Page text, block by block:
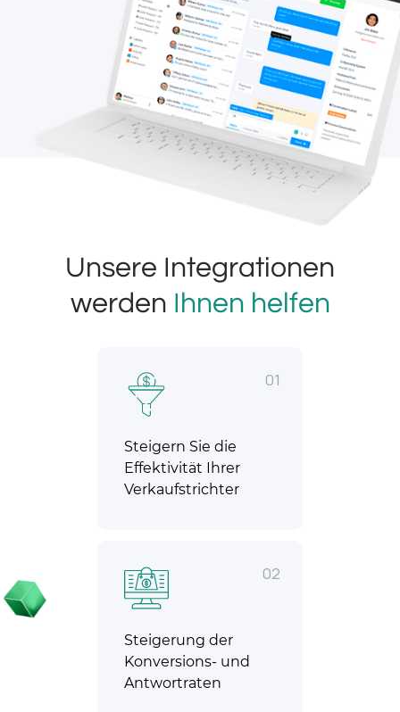
Unsere Integrationen
werden Ihnen helfen
01
Steigern Sie die
Effektivität Ihrer
Verkaufstrichter
02
Steigerung der
Konversions- und
Antwortraten